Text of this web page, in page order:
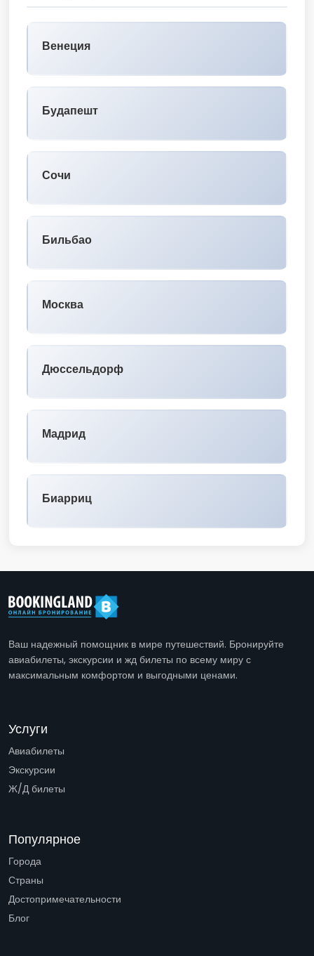
Венеция
Будапешт
Сочи
Бильбао
Москва
Дюссельдорф
Мадрид
Биарриц
Ваш надежный помощник в мире путешествий. Бронируйте
авиабилеты, экскурсии и жд билеты по всему миру с
максимальным комфортом и выгодными ценами.
Услуги
Авиабилеты
Экскурсии
Ж/Д билеты
Популярное
Города
Страны
Достопримечательности
Блог